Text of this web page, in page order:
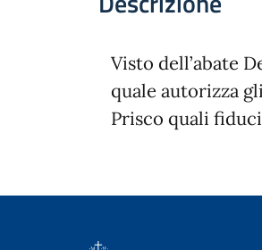
Visto dell’abate
quale autorizza
Prisco quali